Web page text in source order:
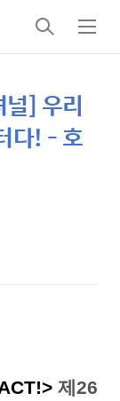
검
색
메
뉴
] 우리
다! - 호
제26